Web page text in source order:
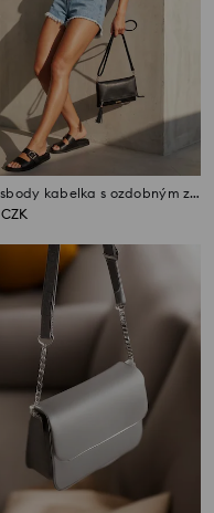
Crossbody kabelka s ozdobným zipem
CZK